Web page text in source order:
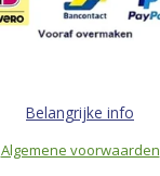
Belangrijke info
Algemene voorwaarden